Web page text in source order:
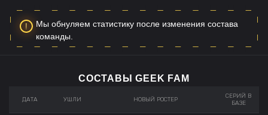
Мы обнуляем статистику после изменения состава
команды.
СОСТАВЫ GEEK FAM
ДАТА УШЛИ НОВЫЙ РОСТЕР
СЕРИЙ В
БАЗЕ